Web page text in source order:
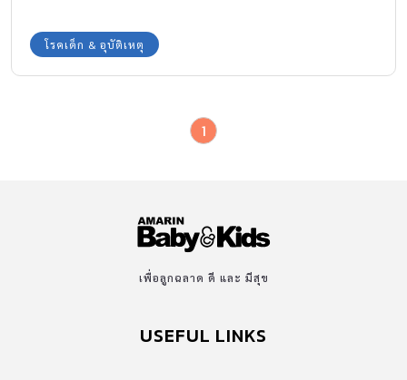
โรคเด็ก & อุบัติเหตุ
1
เพื่อลูกฉลาด ดี และ มีสุข
USEFUL LINKS